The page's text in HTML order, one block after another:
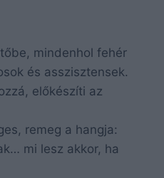
mindenhol fehér
és asszisztensek.
előkészíti az
remeg a hangja:
mi lesz akkor, ha